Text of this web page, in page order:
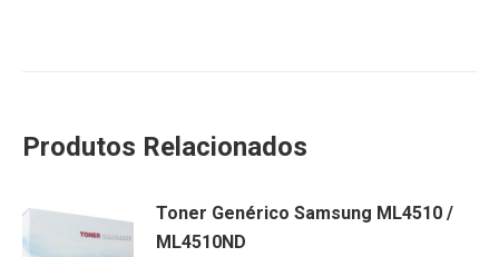
Produtos Relacionados
Toner Genérico Samsung ML4510 /
ML4510ND